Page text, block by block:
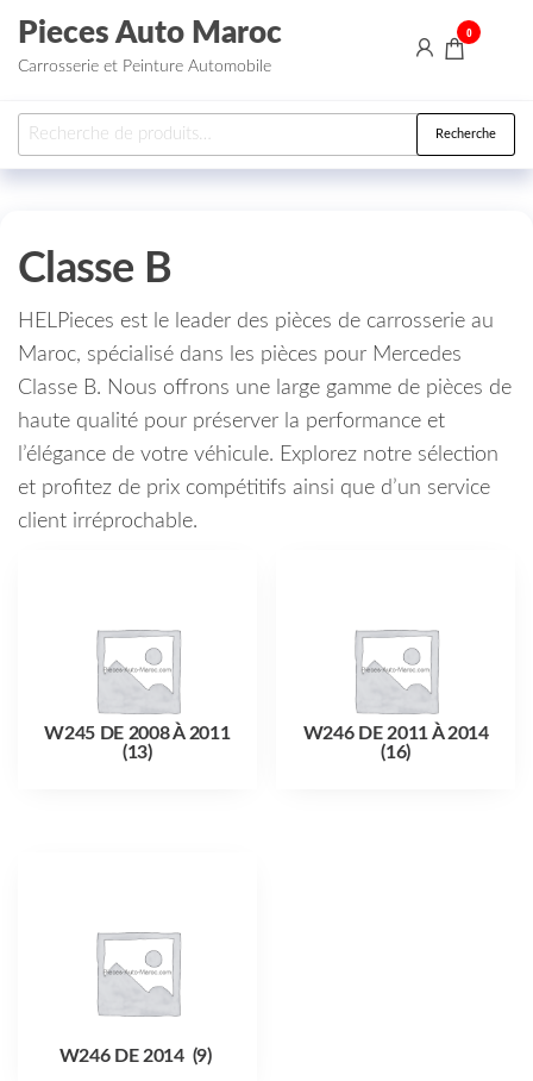
Aller au contenu
Pieces Auto Maroc
Carrosserie et Peinture Automobile
0
Recherche pour : Recherche
Classe B
HELPieces est le leader des pièces de carrosserie au
Maroc, spécialisé dans les pièces pour Mercedes
Classe B. Nous offrons une large gamme de pièces de
haute qualité pour préserver la performance et
l’élégance de votre véhicule. Explorez notre sélection
et profitez de prix compétitifs ainsi que d’un service
client irréprochable.
W245 DE 2008 À 2011
(13)
W246 DE 2011 À 2014
(16)
W246 DE 2014 (9)